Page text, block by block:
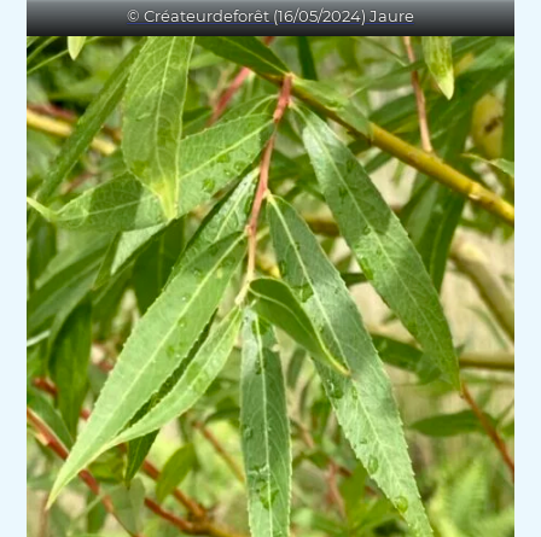
© Créateurdeforêt (16/05/2024) Jaure